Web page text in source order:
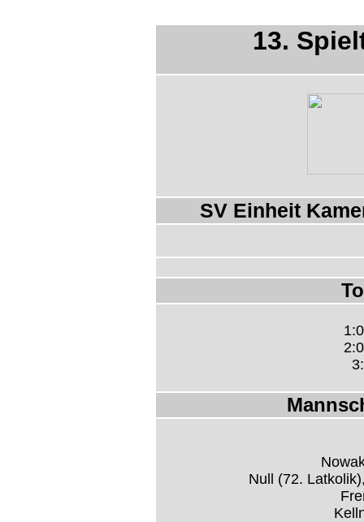
13.
SV Einheit
Null (72.